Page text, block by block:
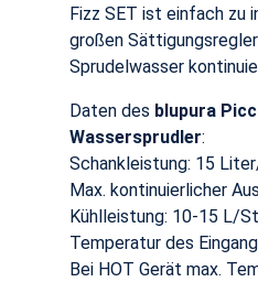
Fizz SET ist einfach zu
großen
Sprudelwasser
Daten des blupura
Wassersprudler:
Schankleistung: 15
Max. kontinuierlicher
Kühlleistung: 10-15 L/
Temperatur des
Bei HOT Gerät max.